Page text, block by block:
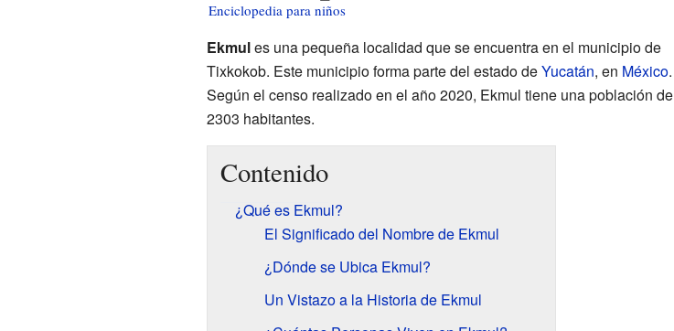
Enciclopedia para niños
Ekmules una pequeña localidad que se encuentra en el municipio de
Tixkokob. Este municipio forma parte del estado deYucatán, en México.
Según el censo realizado en el año 2020, Ekmul tiene una población de
2303 habitantes.
Contenido
¿Qué es Ekmul?
El Significado del Nombre de Ekmul
¿Dónde se Ubica Ekmul?
Un Vistazo a la Historia de Ekmul